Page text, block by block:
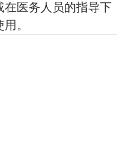
在医务人员的指导下
。